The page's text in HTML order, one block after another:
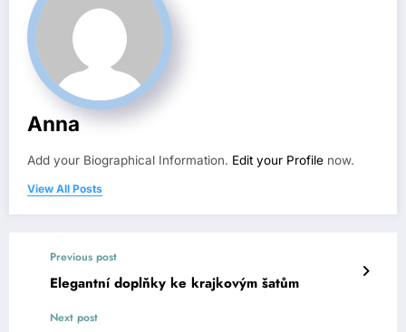
Anna
Add your Biographical Information. Edit your Profile now.
View All Posts
Previous post
Elegantní doplňky ke krajkovým šatům
Next post